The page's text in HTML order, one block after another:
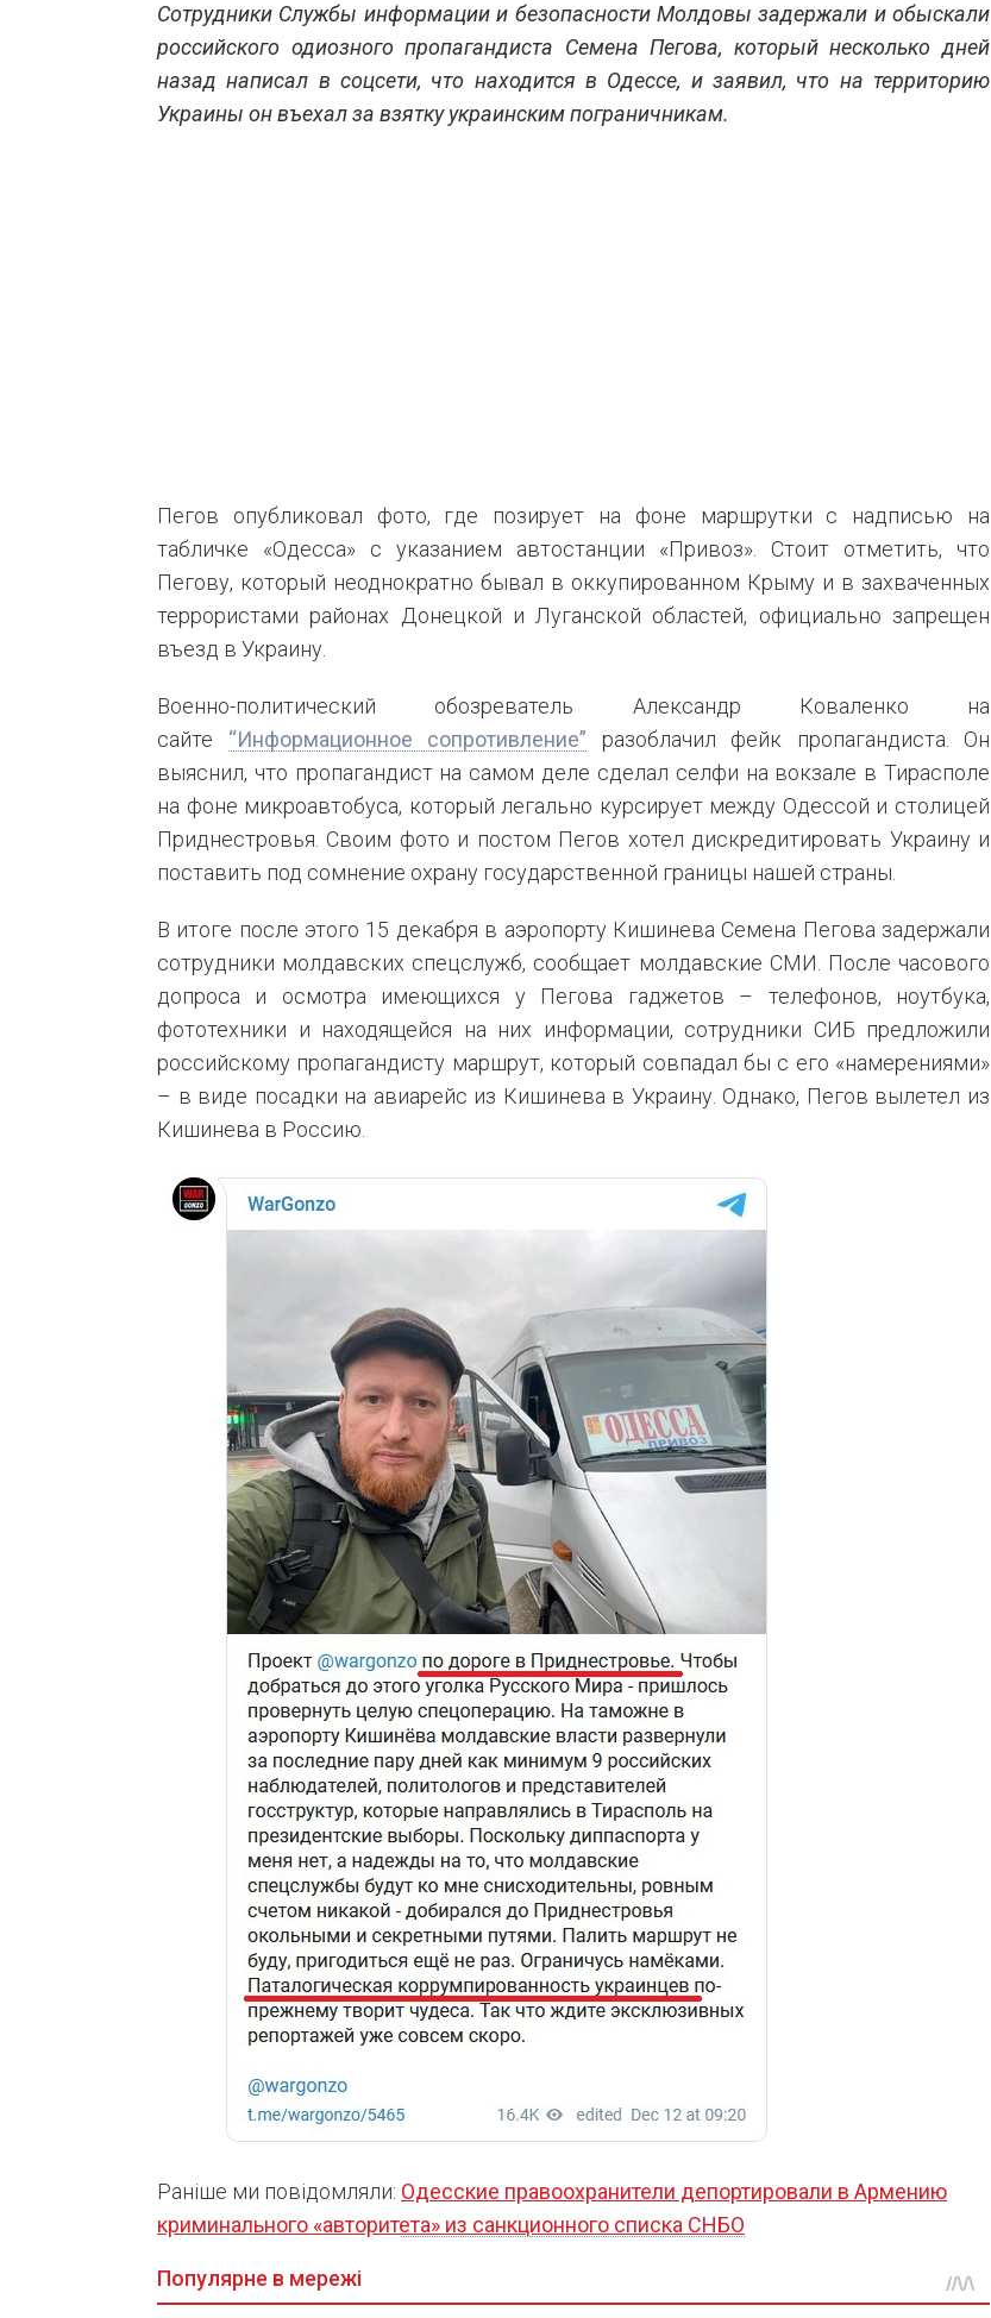
Сотрудники Службы информации и безопасности Молдовы задержали и обыскали
российского одиозного пропагандиста Семена Пегова, который несколько дней
назад написал в соцсети, что находится в Одессе, и заявил, что на территорию
Украины он въехал за взятку украинским пограничникам.
Пегов опубликовал фото, где позирует на фоне маршрутки с надписью на
табличке «Одесса» с указанием автостанции «Привоз». Стоит отметить, что
Пегову, который неоднократно бывал в оккупированном Крыму и в захваченных
террористами районах Донецкой и Луганской областей, официально запрещен
въезд в Украину.
Военно-политический обозреватель Александр Коваленко на
сайте “Информационное сопротивление” разоблачил фейк пропагандиста. Он
выяснил, что пропагандист на самом деле сделал селфи на вокзале в Тирасполе
на фоне микроавтобуса, который легально курсирует между Одессой и столицей
Приднестровья. Своим фото и постом Пегов хотел дискредитировать Украину и
поставить под сомнение охрану государственной границы нашей страны.
В итоге после этого 15 декабря в аэропорту Кишинева Семена Пегова задержали
сотрудники молдавских спецслужб, сообщает молдавские СМИ. После часового
допроса и осмотра имеющихся у Пегова гаджетов – телефонов, ноутбука,
фототехники и находящейся на них информации, сотрудники СИБ предложили
российскому пропагандисту маршрут, который совпадал бы с его «намерениями»
– в виде посадки на авиарейс из Кишинева в Украину. Однако, Пегов вылетел из
Кишинева в Россию.
Раніше ми повідомляли: Одесские правоохранители депортировали в Армению
криминального «авторитета» из санкционного списка СНБО